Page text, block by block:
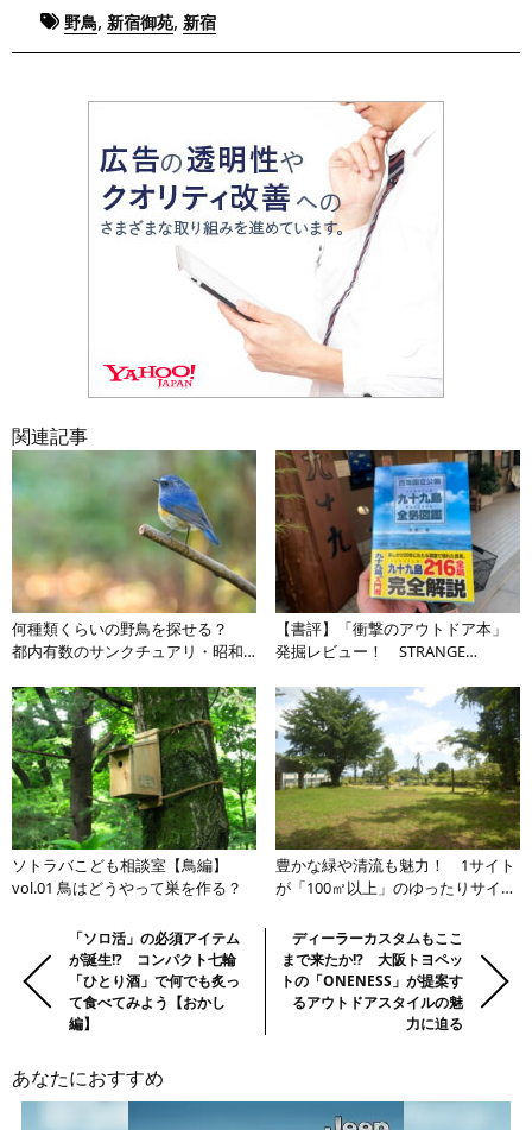
Tagged
野鳥, 新宿御苑, 新宿
関連記事
何種類くらいの野鳥を探せる？
都内有数のサンクチュアリ・昭和
ア】
【書評】「衝撃のアウトドア本」
発掘レビュー！ STRANGE
九島全島図鑑 西海国立公園』
ソトラバこども相談室【鳥編】
vol.01 鳥はどうやって巣を作る？
豊かな緑や清流も魅力！ 1サイト
が「100㎡以上」のゆったりサイト
【関東エリア】
の
の
Previous:「ソロ活」の必須アイテム
が誕生!? コンパクト七輪
「ひとり酒」で何でも炙っ
て食べてみよう【おかし
編】
Next:ディーラーカスタムもここ
まで来たか!? 大阪トヨペッ
トの「ONENESS」が提案す
るアウトドアスタイルの魅
力に迫る
あなたにおすすめ